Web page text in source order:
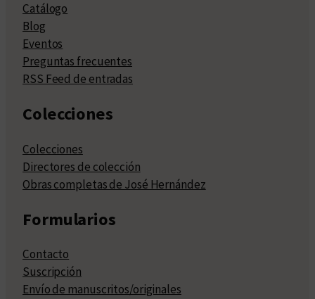
Catálogo
Blog
Eventos
Preguntas frecuentes
RSS Feed de entradas
Colecciones
Colecciones
Directores de colección
Obras completas de José Hernández
Formularios
Contacto
Suscripción
Envío de manuscritos/originales